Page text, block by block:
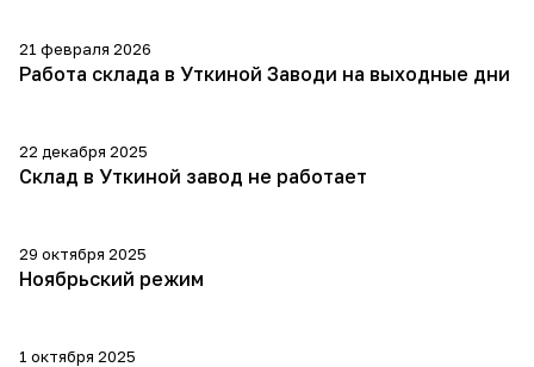
21 февраля 2026
Работа склада в Уткиной Заводи на выходные дни
22 декабря 2025
Склад в Уткиной завод не работает
29 октября 2025
Ноябрьский режим
1 октября 2025